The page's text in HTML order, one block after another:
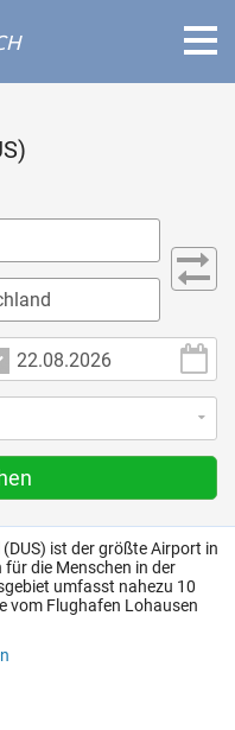
ist der größte Airport in
die Menschen in der
umfasst nahezu 10
vom Flughafen Lohausen